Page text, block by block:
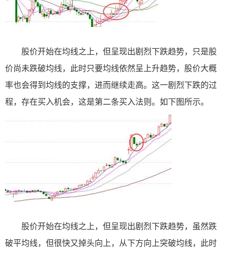
股价开始在均线之上，但呈现出剧烈下跌趋势，只是股
价尚未跌破均线，此时只要均线依然呈上升趋势，股价大概
率也会得到均线的支撑，进而继续走高。这一剧烈下跌的过
程，存在买入机会，这是第二条买入法则。如下图所示。
股价开始在均线之上，但呈现出剧烈下跌趋势，虽然跌
破平均线，但很快又掉头向上，从下方向上突破均线，此时